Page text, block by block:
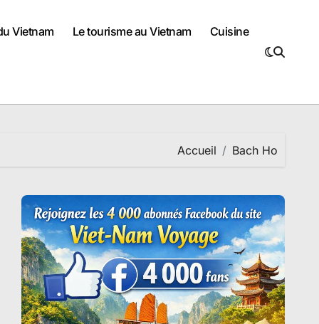
Vietnam Le tourisme au Vietnam Cuisine
Accueil Bach Ho